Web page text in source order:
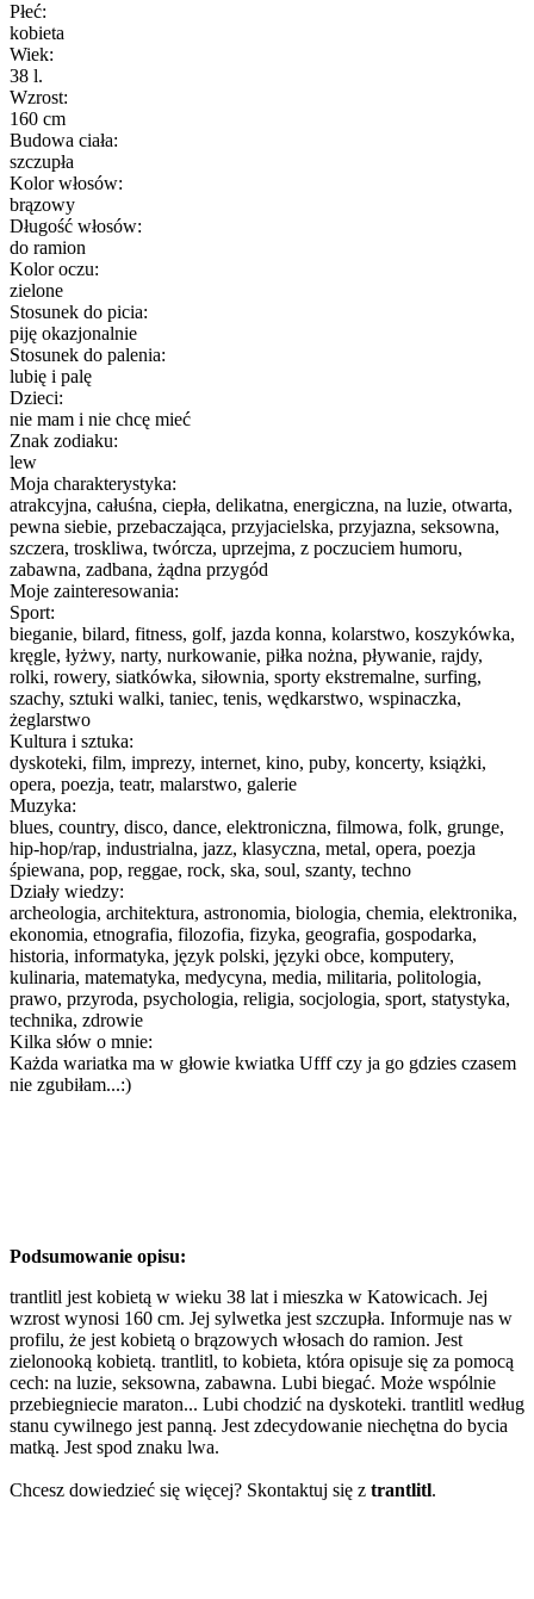
Płeć:
kobieta
Wiek:
38 l.
Wzrost:
160 cm
Budowa ciała:
szczupła
Kolor włosów:
brązowy
Długość włosów:
do ramion
Kolor oczu:
zielone
Stosunek do picia:
piję okazjonalnie
Stosunek do palenia:
lubię i palę
Dzieci:
nie mam i nie chcę mieć
Znak zodiaku:
lew
Moja charakterystyka:
atrakcyjna, całuśna, ciepła, delikatna, energiczna, na luzie, otwarta,
pewna siebie, przebaczająca, przyjacielska, przyjazna, seksowna,
szczera, troskliwa, twórcza, uprzejma, z poczuciem humoru,
zabawna, zadbana, żądna przygód
Moje zainteresowania:
Sport:
bieganie, bilard, fitness, golf, jazda konna, kolarstwo, koszykówka,
kręgle, łyżwy, narty, nurkowanie, piłka nożna, pływanie, rajdy,
rolki, rowery, siatkówka, siłownia, sporty ekstremalne, surfing,
szachy, sztuki walki, taniec, tenis, wędkarstwo, wspinaczka,
żeglarstwo
Kultura i sztuka:
dyskoteki, film, imprezy, internet, kino, puby, koncerty, książki,
opera, poezja, teatr, malarstwo, galerie
Muzyka:
blues, country, disco, dance, elektroniczna, filmowa, folk, grunge,
hip-hop/rap, industrialna, jazz, klasyczna, metal, opera, poezja
śpiewana, pop, reggae, rock, ska, soul, szanty, techno
Działy wiedzy:
archeologia, architektura, astronomia, biologia, chemia, elektronika,
ekonomia, etnografia, filozofia, fizyka, geografia, gospodarka,
historia, informatyka, język polski, języki obce, komputery,
kulinaria, matematyka, medycyna, media, militaria, politologia,
prawo, przyroda, psychologia, religia, socjologia, sport, statystyka,
technika, zdrowie
Kilka słów o mnie:
Każda wariatka ma w głowie kwiatka Ufff czy ja go gdzies czasem
nie zgubiłam...:)
Podsumowanie opisu:
trantlitl jest kobietą w wieku 38 lat i mieszka w Katowicach. Jej
wzrost wynosi 160 cm. Jej sylwetka jest szczupła. Informuje nas w
profilu, że jest kobietą o brązowych włosach do ramion. Jest
zielonooką kobietą. trantlitl, to kobieta, która opisuje się za pomocą
cech: na luzie, seksowna, zabawna. Lubi biegać. Może wspólnie
przebiegniecie maraton... Lubi chodzić na dyskoteki. trantlitl według
stanu cywilnego jest panną. Jest zdecydowanie niechętna do bycia
matką. Jest spod znaku lwa.
Chcesz dowiedzieć się więcej? Skontaktuj się z trantlitl.